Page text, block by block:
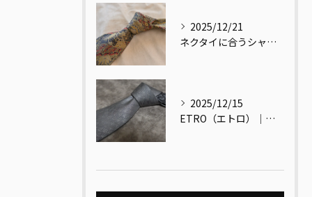
2025/12/21
ネクタイに合うシャツ・合わないシャツとは？
2025/12/15
ETRO（エトロ）｜色と文化をまとう、大人のためのイタリアンエレガンス